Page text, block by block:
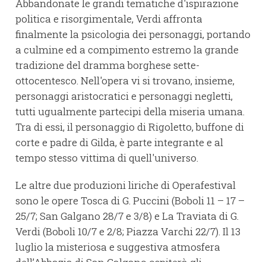
Abbandonate le grandi tematiche d'ispirazione
politica e risorgimentale, Verdi affronta
finalmente la psicologia dei personaggi, portando
a culmine ed a compimento estremo la grande
tradizione del dramma borghese sette-
ottocentesco. Nell'opera vi si trovano, insieme,
personaggi aristocratici e personaggi negletti,
tutti ugualmente partecipi della miseria umana.
Tra di essi, il personaggio di Rigoletto, buffone di
corte e padre di Gilda, è parte integrante e al
tempo stesso vittima di quell'universo.
Le altre due produzioni liriche di Operafestival
sono le opere Tosca di G. Puccini (Boboli 11 – 17 –
25/7; San Galgano 28/7 e 3/8) e La Traviata di G.
Verdi (Boboli 10/7 e 2/8; Piazza Varchi 22/7). Il 13
luglio la misteriosa e suggestiva atmosfera